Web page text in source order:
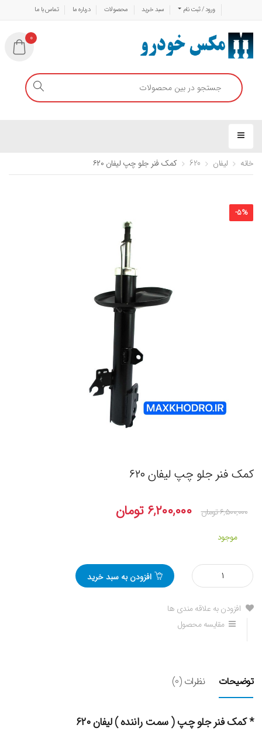
ورود / ثبت نام سبد خرید محصولات درباره ما تماس با ما
0
خانه لیفان 620 کمک فنر جلو چپ لیفان ۶۲۰
-5%
کمک فنر جلو چپ لیفان ۶۲۰
۶,۵۰۰,۰۰۰تومان ۶,۲۰۰,۰۰۰ تومان
موجود
مقدار
کمک
جلو
چپ
620
افزودن به سبد خرید
افزودن به علاقه مندی ها
مقایسه محصول
توضیحات نظرات (0)
* کمک فنر جلو چپ ( سمت راننده ) لیفان ۶۲۰